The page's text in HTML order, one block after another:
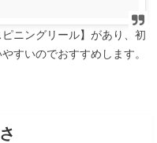
ニングリール】があり、初
すいのでおすすめします。